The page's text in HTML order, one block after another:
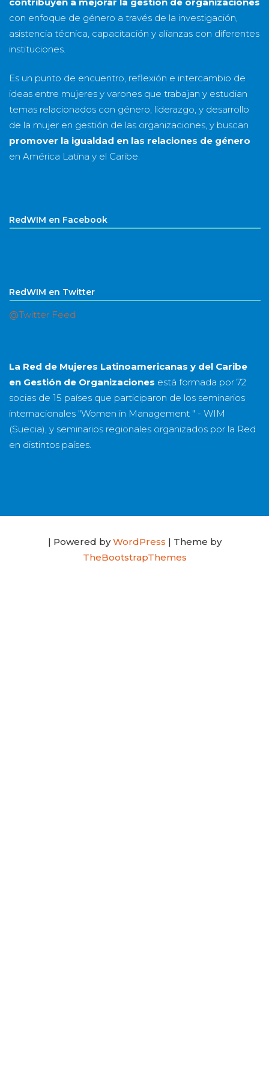
con enfoque de género a través de la investigación,
asistencia técnica, capacitación y alianzas con diferentes
instituciones.
Es un punto de encuentro, reflexión e intercambio de
ideas entre mujeres y varones que trabajan y estudian
temas relacionados con género, liderazgo, y desarrollo
de la mujer en gestión de las organizaciones, y buscan
promover la igualdad en las relaciones de género
en América Latina y el Caribe.
RedWIM en Facebook
RedWIM en Twitter
@Twitter Feed
La Red de Mujeres Latinoamericanas y del Caribe
en Gestión de Organizaciones está formada por 72
socias de 15 países que participaron de los seminarios
internacionales "Women in Management " - WIM
(Suecia), y seminarios regionales organizados por la Red
en distintos países.
| Powered byWordPress | Theme by
TheBootstrapThemes